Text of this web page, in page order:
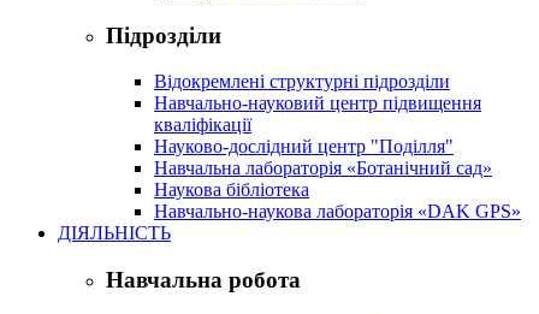
Підрозділи
Відокремлені структурні підрозділи
Навчально-науковий центр підвищення
кваліфікації
Науково-дослідний центр "Поділля"
Навчальна лабораторія «Ботанічний сад»
Наукова бібліотека
Навчально-наукова лабораторія «DAK GPS»
ДІЯЛЬНІСТЬ
Навчальна робота